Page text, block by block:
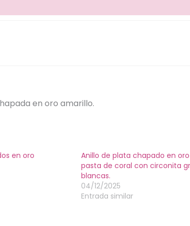
en oro amarillo.
en oro
Anillo de plata chapado en
pasta de coral con circonita
blancas.
04/12/2025
Entrada similar